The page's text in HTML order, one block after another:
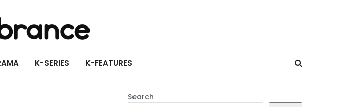
K-SERIES K-FEATURES
Search